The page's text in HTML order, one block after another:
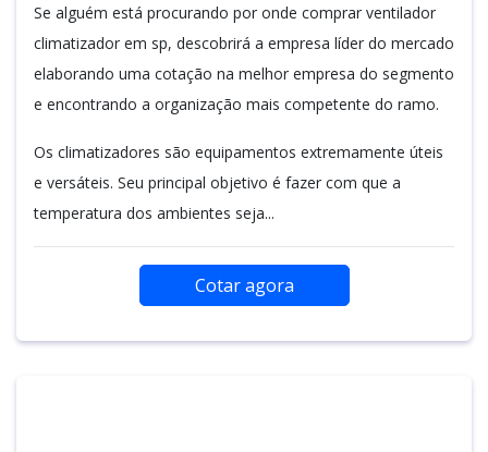
Se alguém está procurando por onde comprar ventilador
climatizador em sp, descobrirá a empresa líder do mercado
elaborando uma cotação na melhor empresa do segmento
e encontrando a organização mais competente do ramo.
Os climatizadores são equipamentos extremamente úteis
e versáteis. Seu principal objetivo é fazer com que a
temperatura dos ambientes seja...
Cotar agora